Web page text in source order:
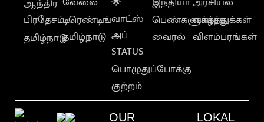
பிரதேசம்
தமிழ்நாடு
டிரெண்டிங்
தமிழ்நாடு
வாட்ஸ்
அப்
STATUS
பொழுதுப்போக்கு
குற்றம்
பெண்களுக்காக
வைரல்
வாழ்த்துக்கள்
விளம்பரங்கள்
OUR LOKAL